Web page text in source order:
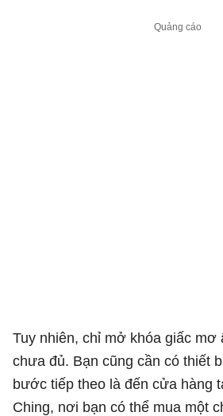
Tuy nhiên, chỉ mở khóa giấc mơ
chưa đủ. Bạn cũng cần có thiết
bước tiếp theo là đến cửa hàng
Ching, nơi bạn có thể mua một